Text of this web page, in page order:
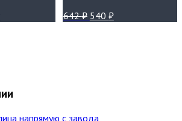
642₽ 540 ₽
напрямую с завода